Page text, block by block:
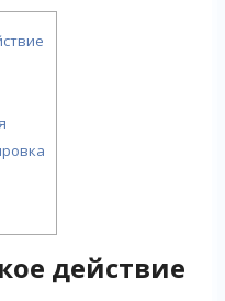
действие